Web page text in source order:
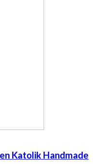
Katolik Handmade